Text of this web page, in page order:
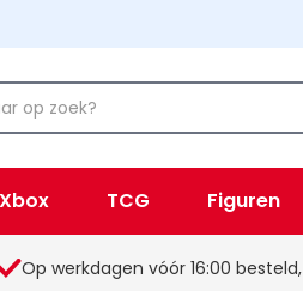
Xbox TCG Figuren
Op werkdagen vóór 16:00 besteld,